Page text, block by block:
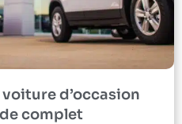
d’occasion
complet